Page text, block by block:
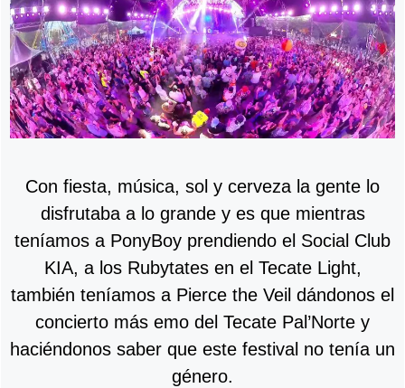
Con fiesta, música, sol y cerveza la gente lo
disfrutaba a lo grande y es que mientras
teníamos a PonyBoy prendiendo el Social Club
KIA, a los Rubytates en el Tecate Light,
también teníamos a Pierce the Veil dándonos el
concierto más emo del Tecate Pal’Norte y
haciéndonos saber que este festival no tenía un
género.